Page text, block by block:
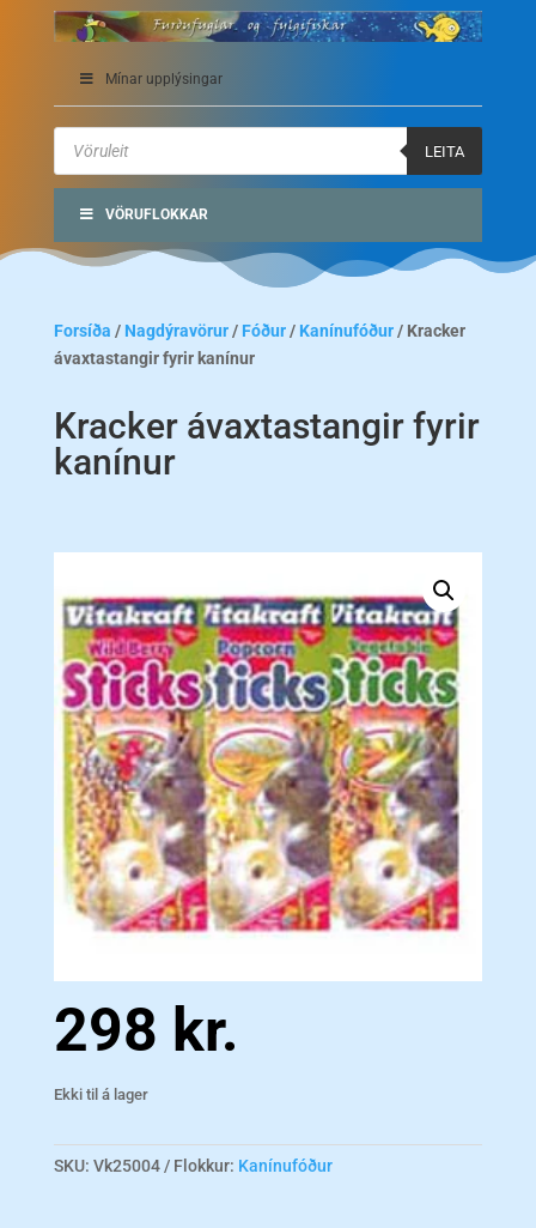
Mínar upplýsingar
Products
search
LEITA
VÖRUFLOKKAR
Forsíða / Nagdýravörur/ Fóður/ Kanínufóður/ Kracker
ávaxtastangir fyrir kanínur
Kracker ávaxtastangir fyrir
kanínur
298 kr.
Ekki til á lager
SKU: Vk25004 Flokkur: Kanínufóður